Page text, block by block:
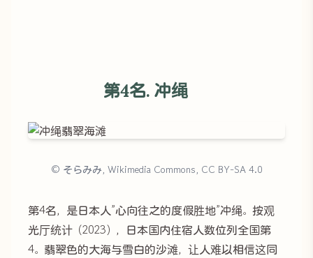
第4名. 冲绳
© そらみみ, Wikimedia Commons, CC BY-SA 4.0
第4名，是日本人”心向往之的度假胜地”冲绳。按观
光厅统计（2023），日本国内住宿人数位列全国第
4。翡翠色的大海与雪白的沙滩，让人难以相信这同